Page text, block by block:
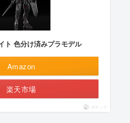
ト 色分け済みプラモデル
Amazon
楽天市場
ポチップ